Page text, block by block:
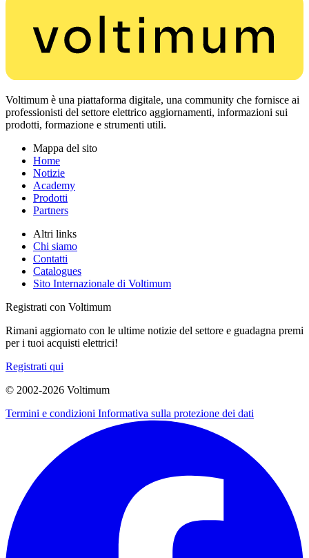
Voltimum è una piattaforma digitale, una community che fornisce ai
professionisti del settore elettrico aggiornamenti, informazioni sui
prodotti, formazione e strumenti utili.
Mappa del sito
Home
Notizie
Academy
Prodotti
Partners
Altri links
Chi siamo
Contatti
Catalogues
Sito Internazionale di Voltimum
Registrati con Voltimum
Rimani aggiornato con le ultime notizie del settore e guadagna premi
per i tuoi acquisti elettrici!
Registrati qui
© 2002-2026 Voltimum
Termini e condizioni Informativa sulla protezione dei dati